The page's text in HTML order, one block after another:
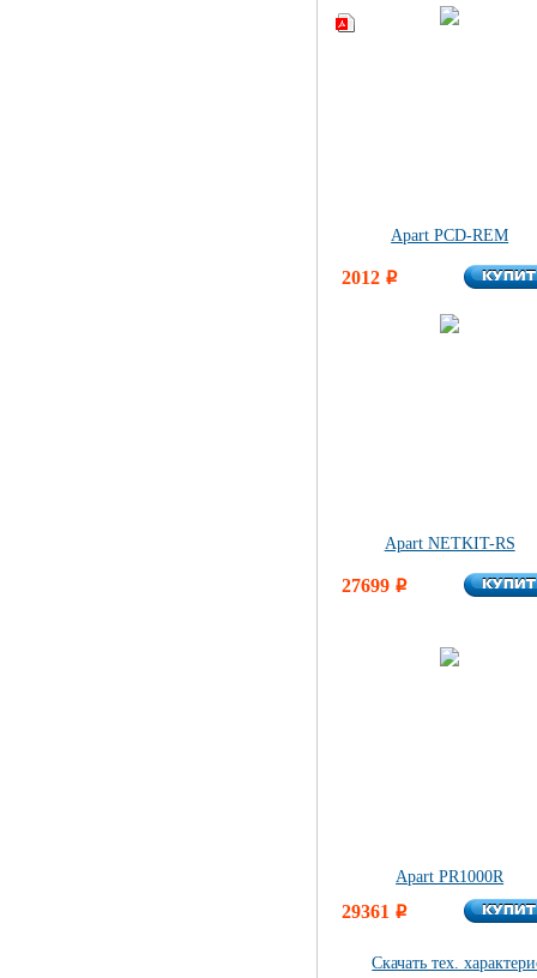
Apart PCD-REM
2012 i
Apart NETKIT-RS
27699 i
Apart PR1000R
29361 i
Скачать тех.